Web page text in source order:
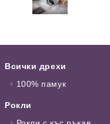
Всички дрехи
100% памук
Рокли